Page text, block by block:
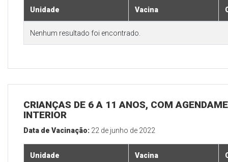
Unidade Vacina
Nenhum resultado foi encontrado.
CRIANÇAS DE 6 A 11 ANOS, COM
INTERIOR
Data de Vacinação: 22 de junho de 2022
Unidade Vacina